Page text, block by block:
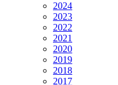
2024
2023
2022
2021
2020
2019
2018
2017